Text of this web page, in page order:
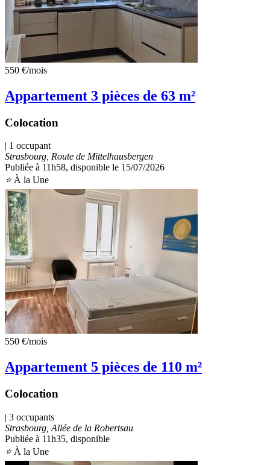
550 €/mois
Appartement 3 pièces de 63 m²
Colocation
| 1 occupant
Strasbourg, Route de Mittelhausbergen
Publiée à 11h58, disponible le 15/07/2026
⭐À la Une
550 €/mois
Appartement 5 pièces de 110 m²
Colocation
| 3 occupants
Strasbourg, Allée de la Robertsau
Publiée à 11h35, disponible
⭐À la Une